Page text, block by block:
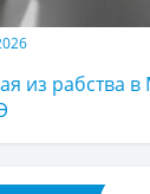
из рабства